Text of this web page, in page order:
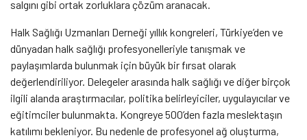
salgını gibi ortak zorluklara çözüm aranacak.
Halk Sağlığı Uzmanları Derneği yıllık kongreleri, Türkiye’den ve
dünyadan halk sağlığı profesyonelleriyle tanışmak ve
paylaşımlarda bulunmak için büyük bir fırsat olarak
değerlendiriliyor. Delegeler arasında halk sağlığı ve diğer birçok
ilgili alanda araştırmacılar, politika belirleyiciler, uygulayıcılar ve
eğitimciler bulunmakta. Kongreye 500’den fazla meslektaşın
katılımı bekleniyor. Bu nedenle de profesyonel ağ oluşturma,